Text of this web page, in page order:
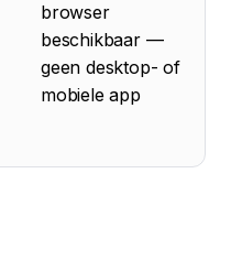
browser
beschikbaar —
geen desktop- of
mobiele app